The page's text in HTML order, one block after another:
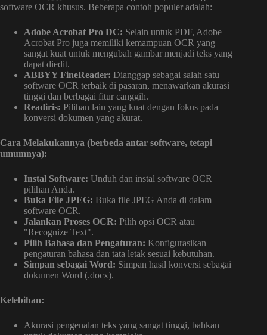
software OCR khusus. Beberapa contoh populer adalah:
Adobe Acrobat Pro DC: Selain untuk PDF, Adobe
Acrobat Pro juga memiliki kemampuan OCR yang
sangat kuat untuk mengubah gambar menjadi teks yang
dapat diedit.
ABBYY FineReader: Dianggap sebagai salah satu
software OCR terbaik di pasaran, menawarkan akurasi
tinggi dan berbagai fitur canggih.
Readiris: Pilihan lain yang kuat dengan fokus pada
konversi dokumen yang akurat.
Cara Melakukannya (berbeda antar software, tetapi
umumnya):
Instal Software: Unduh dan instal software OCR
pilihan Anda.
Buka File JPEG: Buka file JPEG Anda di dalam
software OCR.
Jalankan Proses OCR: Pilih opsi OCR atau
"Recognize Text".
Pilih Bahasa dan Pengaturan: Konfigurasikan
pengaturan bahasa dan tata letak sesuai kebutuhan.
Simpan sebagai Word: Simpan hasil konversi sebagai
dokumen Word (.docx).
Kelebihan:
Akurasi pengenalan teks yang sangat tinggi, bahkan